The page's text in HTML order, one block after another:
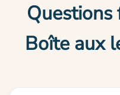
Questions
Boîte aux